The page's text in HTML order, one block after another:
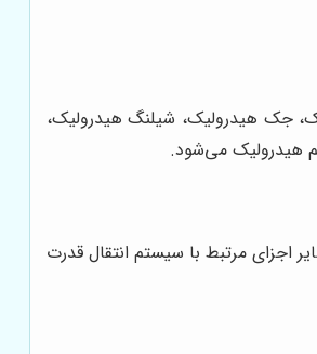
جک هیدرولیک، شیلنگ هیدرولیک،
هیدرولیک می‌شود.
اجزای مرتبط با سیستم انتقال قدرت